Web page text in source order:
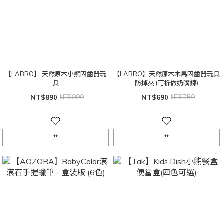
【LABRO】 天然原木小熊固齒器玩
具
NT$890 NT$990
【LABRO】天然原木木馬固齒器玩具
防掉夾 (可拆做奶嘴鍊)
NT$690 NT$750